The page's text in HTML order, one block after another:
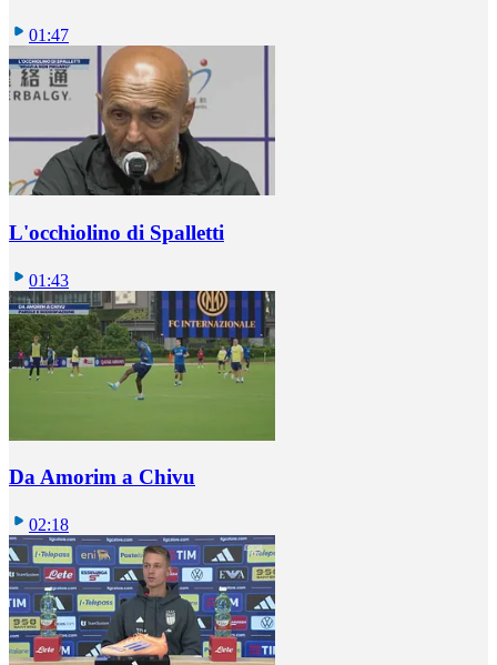
01:47
L'occhiolino di Spalletti
01:43
Da Amorim a Chivu
02:18